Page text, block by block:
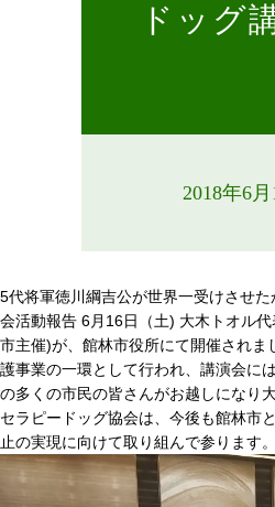
ドッグ
2018年6月
5代将軍徳川綱吉公が世界一受けさせ
会活動報告 6月16日（土) 大木トオル
市主催)が、館林市役所にて開催されま
護事業の一環として行われ、講演会に
の多くの市民の皆さんがお越しになり
セラピードッグ協会は、今後も館林市
止の実現に向けて取り組んで参ります。